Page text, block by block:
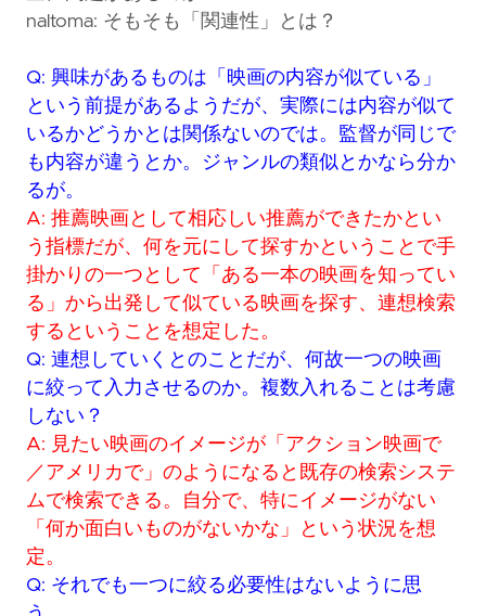
naltoma: そもそも「関連性」とは？
Q: 興味があるものは「映画の内容が似ている」
という前提があるようだが、実際には内容が似て
いるかどうかとは関係ないのでは。監督が同じで
も内容が違うとか。ジャンルの類似とかなら分か
るが。
A: 推薦映画として相応しい推薦ができたかとい
う指標だが、何を元にして探すかということで手
掛かりの一つとして「ある一本の映画を知ってい
る」から出発して似ている映画を探す、連想検索
するということを想定した。
Q: 連想していくとのことだが、何故一つの映画
に絞って入力させるのか。複数入れることは考慮
しない？
A: 見たい映画のイメージが「アクション映画で
／アメリカで」のようになると既存の検索システ
ムで検索できる。自分で、特にイメージがない
「何か面白いものがないかな」という状況を想
定。
Q: それでも一つに絞る必要性はないように思